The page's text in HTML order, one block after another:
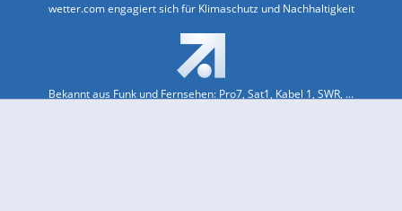
wetter.com engagiert sich für Klimaschutz und Nachhaltigkeit
Bekannt aus Funk und Fernsehen: Pro7, Sat1, Kabel 1, SWR, ...